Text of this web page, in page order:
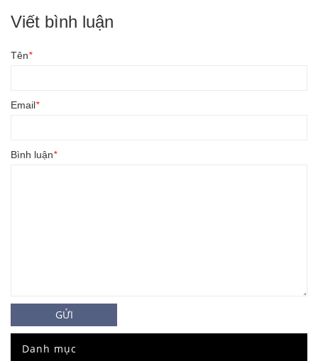
Viết bình luận
Tên*
Email*
Bình luận*
GỬI
Danh mục